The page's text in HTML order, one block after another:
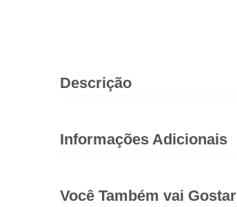
Descrição
Informações Adicionais
Você Também vai Gostar